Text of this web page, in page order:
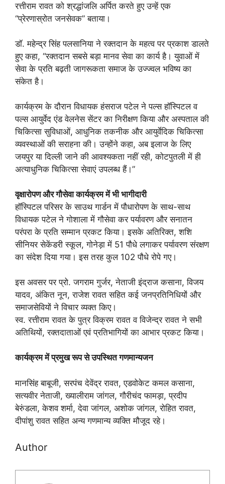
रत्तीराम रावत को श्रद्धांजलि अर्पित करते हुए उन्हें एक
“प्रेरणास्रोत जनसेवक” बताया।
डॉ. महेन्द्र सिंह पलसानिया ने रक्तदान के महत्व पर प्रकाश डालते
हुए कहा, “रक्तदान सबसे बड़ा मानव सेवा का कार्य है। युवाओं में
सेवा के प्रति बढ़ती जागरूकता समाज के उज्ज्वल भविष्य का
संकेत है।
कार्यक्रम के दौरान विधायक हंसराज पटेल ने पल्स हॉस्पिटल व
पल्स आयुर्वेद एंड वेलनेस सेंटर का निरीक्षण किया और अस्पताल की
चिकित्सा सुविधाओं, आधुनिक तकनीक और आयुर्वेदिक चिकित्सा
व्यवस्थाओं की सराहना की। उन्होंने कहा, अब इलाज के लिए
जयपुर या दिल्ली जाने की आवश्यकता नहीं रही, कोटपुतली में ही
अत्याधुनिक चिकित्सा सेवाएं उपलब्ध हैं।”
वृक्षारोपण और गौसेवा कार्यक्रम में भी भागीदारी
हॉस्पिटल परिसर के साउथ गार्डन में पौधारोपण के साथ-साथ
विधायक पटेल ने गोशाला में गौसेवा कर पर्यावरण और सनातन
परंपरा के प्रति सम्मान प्रकट किया। इसके अतिरिक्त, शशि
सीनियर सेकेंडरी स्कूल, गोनेड़ा में 51 पौधे लगाकर पर्यावरण संरक्षण
का संदेश दिया गया। इस तरह कुल 102 पौधे रोपे गए।
इस अवसर पर प्रो. जगराम गुर्जर, नेताजी इंद्राज कसाना, विजय
यादव, अंकित नून, राजेश रावत सहित कई जनप्रतिनिधियों और
समाजसेवियों ने विचार व्यक्त किए।
स्व. रत्तीराम रावत के पुत्र विक्रम रावत व विजेन्द्र रावत ने सभी
अतिथियों, रक्तदाताओं एवं प्रतिभागियों का आभार प्रकट किया।
कार्यक्रम में प्रमुख रूप से उपस्थित गणमान्यजन
मानसिंह बाबूजी, सरपंच देवेंद्र रावत, एडवोकेट कमल कसाना,
सत्यवीर नेताजी, ख्यालीराम जांगल, गौरीचंद फामड़ा, प्रदीप
बेरुंडला, केशव शर्मा, देवा जांगल, अशोक जांगल, रोहित रावत,
दीपांशु रावत सहित अन्य गणमान्य व्यक्ति मौजूद रहे।
Author